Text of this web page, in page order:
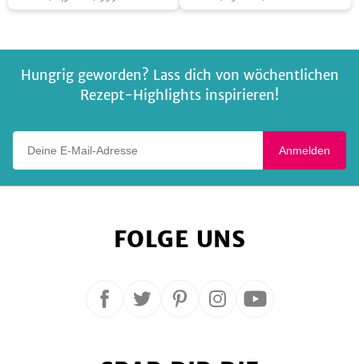
Slushie
Hungrig geworden? Lass dich von wöchentlichen
Rezept-Highlights inspirieren!
Anmelden
FOLGE UNS
Folge Folge
Folge Folge Folge